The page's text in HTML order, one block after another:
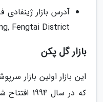
Fengtai District
بازار گل پکن
این بازار اولین بازار
که در سال